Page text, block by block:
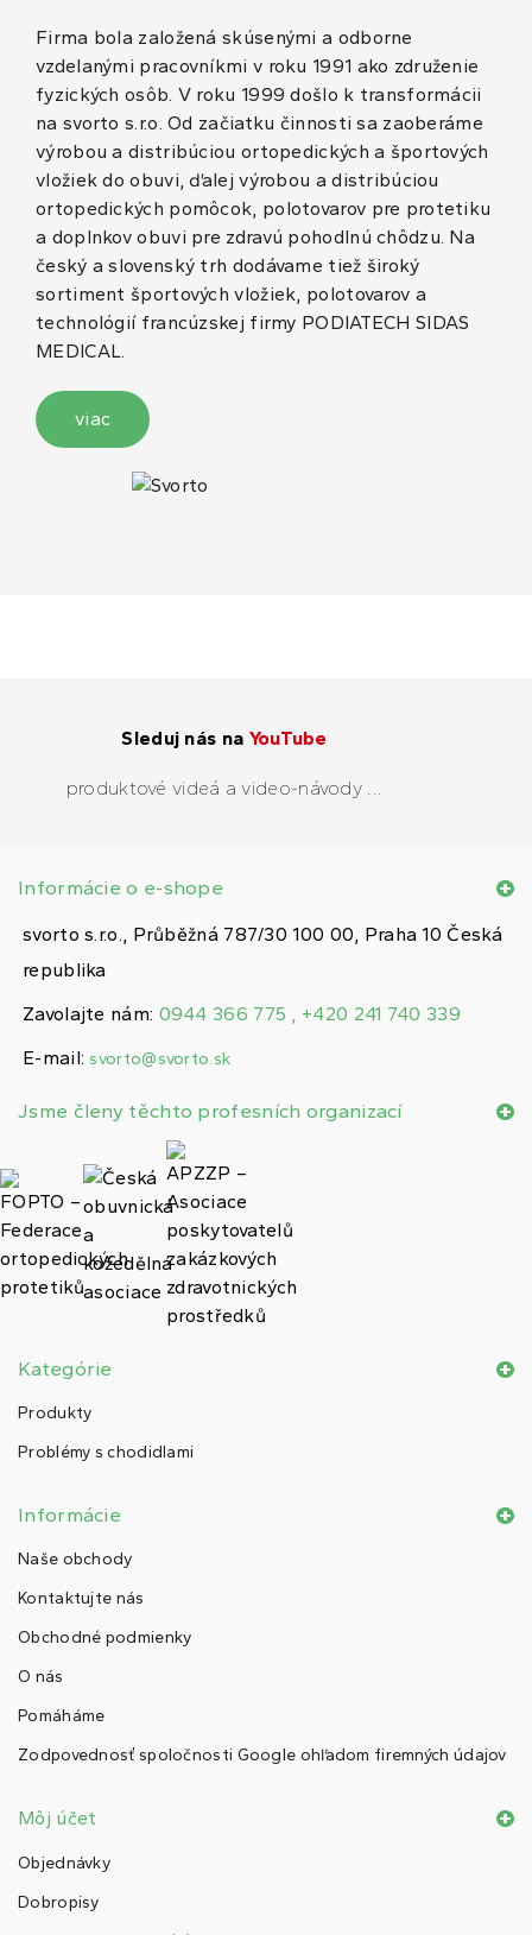
Firma bola založená skúsenými a odborne
vzdelanými pracovníkmi v roku 1991 ako združenie
fyzických osôb. V roku 1999 došlo k transformácii
na svorto s.r.o. Od začiatku činnosti sa zaoberáme
výrobou a distribúciou ortopedických a športových
vložiek do obuvi, ďalej výrobou a distribúciou
ortopedických pomôcok, polotovarov pre protetiku
a doplnkov obuvi pre zdravú pohodlnú chôdzu. Na
český a slovenský trh dodávame tiež široký
sortiment športových vložiek, polotovarov a
technológií francúzskej firmy PODIATECH SIDAS
MEDICAL.
viac
Sleduj nás na YouTube
produktové videá a video-návody ...
Informácie o e-shope
svorto s.r.o., Průběžná 787/30 100 00, Praha 10 Česká
republika
Zavolajte nám: 0944 366 775 , +420 241 740 339
E-mail: svorto@svorto.sk
Jsme členy těchto profesních organizací
Kategórie
Produkty
Problémy s chodidlami
Informácie
Naše obchody
Kontaktujte nás
Obchodné podmienky
O nás
Pomáháme
Zodpovednosť spoločnosti Google ohľadom firemných údajov
Môj účet
Objednávky
Dobropisy